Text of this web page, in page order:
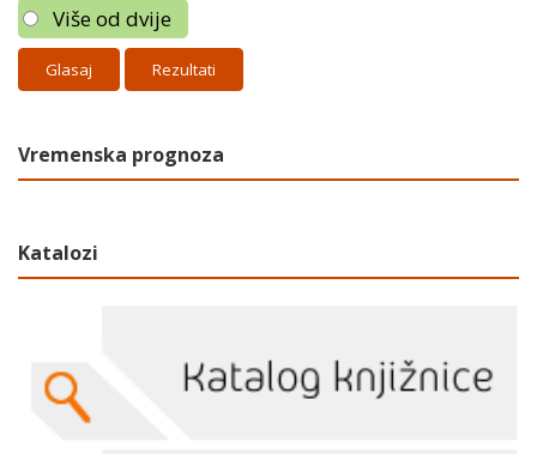
Više od dvije
Rezultati
Vremenska prognoza
Katalozi